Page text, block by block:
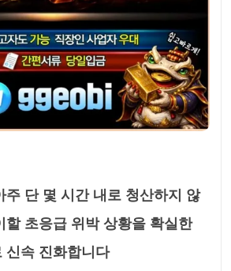
주 단 몇 시간 내로 청산하지 않
할 초응급 위박 상황을 확실한
신속 진화합니다